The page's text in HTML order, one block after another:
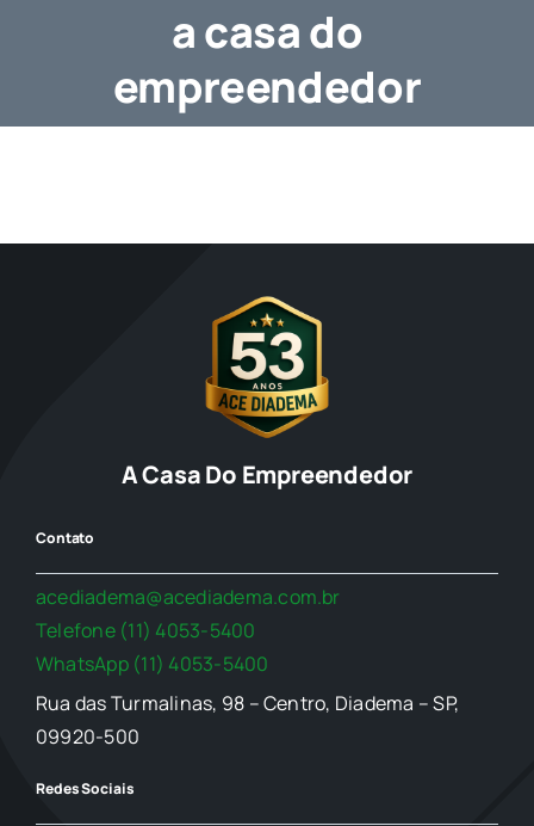
a casa do
empreendedor
A Casa Do Empreendedor
Contato
acediadema@acediadema.com.br
Telefone (11) 4053-5400
WhatsApp (11) 4053-5400
Rua das Turmalinas, 98 – Centro, Diadema – SP,
09920-500
Redes Sociais